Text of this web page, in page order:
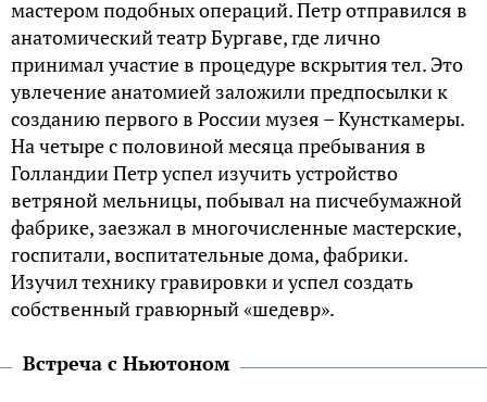
мастером подобных операций. Петр отправился в
анатомический театр Бургаве, где лично
принимал участие в процедуре вскрытия тел. Это
увлечение анатомией заложили предпосылки к
созданию первого в России музея – Кунсткамеры.
На четыре с половиной месяца пребывания в
Голландии Петр успел изучить устройство
ветряной мельницы, побывал на писчебумажной
фабрике, заезжал в многочисленные мастерские,
госпитали, воспитательные дома, фабрики.
Изучил технику гравировки и успел создать
собственный гравюрный «шедевр».
Встреча с Ньютоном